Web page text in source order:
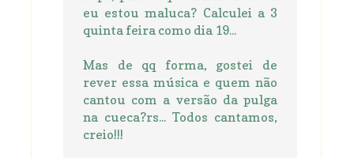
eu estou maluca? Calculei a 3
quinta feira como dia 19...
Mas de qq forma, gostei de
rever essa música e quem não
cantou com a versão da pulga
na cueca?rs... Todos cantamos,
creio!!!